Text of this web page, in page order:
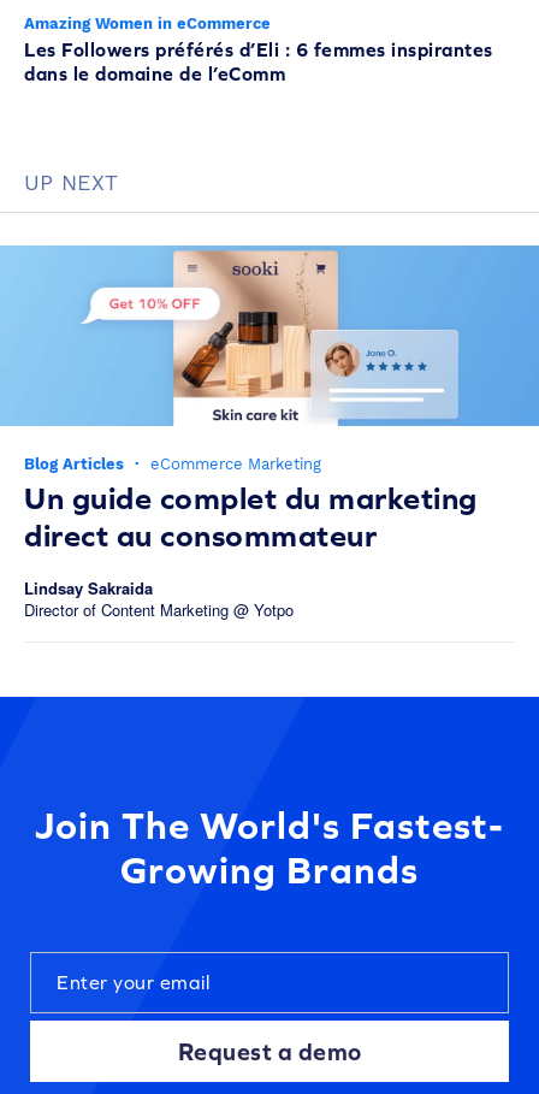
Amazing Women in eCommerce
Les Followers préférés d’Eli : 6 femmes inspirantes
dans le domaine de l’eComm
UP NEXT
Blog Articles · eCommerce Marketing
Un guide complet du marketing
direct au consommateur
Lindsay Sakraida
Director of Content Marketing @ Yotpo
Join The World's Fastest-
Growing Brands
Request a demo